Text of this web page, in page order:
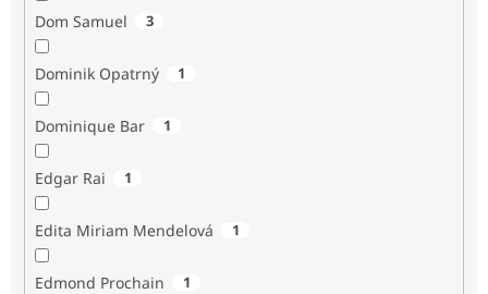
Dom Samuel 3
Dominik Opatrný 1
Dominique Bar 1
Edgar Rai 1
Edita Miriam Mendelová 1
Edmond Prochain 1